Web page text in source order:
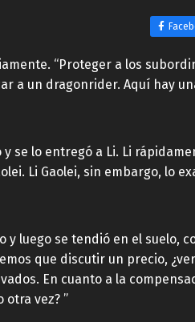
“Proteger a los
a un dragonrider. Aquí hay
y se lo entregó a Li. Li
Li Gaolei, sin embargo, lo
y luego se tendió en el suelo,
que discutir un precio,
En cuanto a la
otra vez? ”